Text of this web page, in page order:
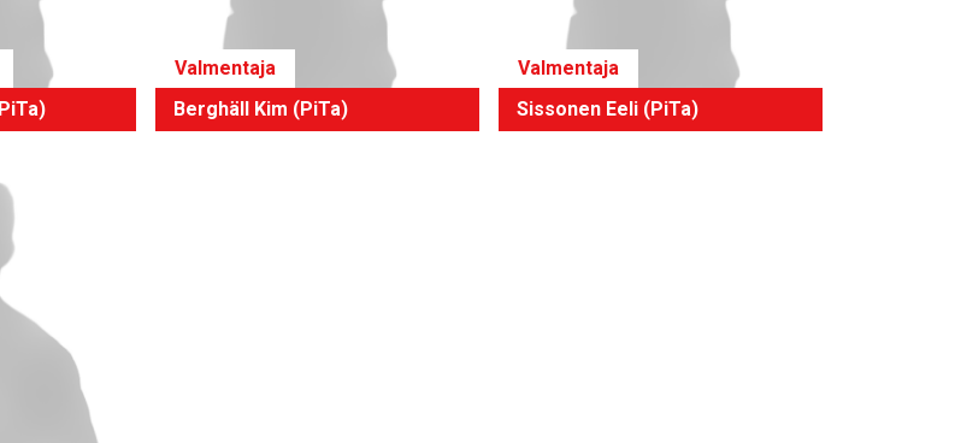
Valmentaja
Berghäll Kim (PiTa)
Valmentaja
Sissonen Eeli (PiTa)